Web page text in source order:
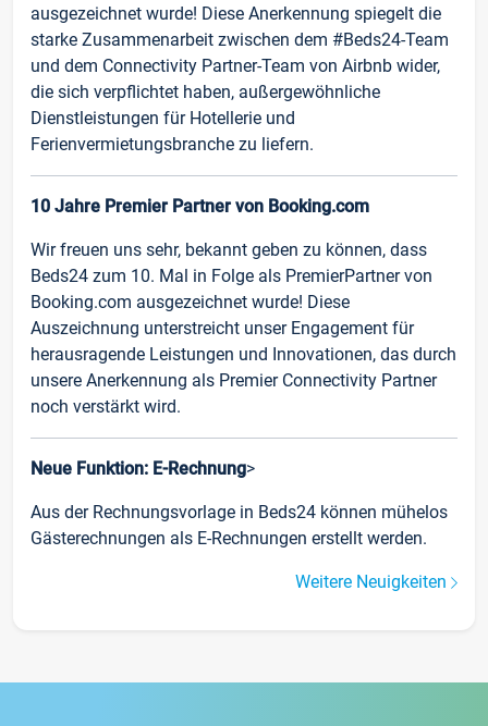
ausgezeichnet wurde! Diese Anerkennung spiegelt die
starke Zusammenarbeit zwischen dem #Beds24-Team
und dem Connectivity Partner-Team von Airbnb wider,
die sich verpflichtet haben, außergewöhnliche
Dienstleistungen für Hotellerie und
Ferienvermietungsbranche zu liefern.
10 Jahre Premier Partner von Booking.com
Wir freuen uns sehr, bekannt geben zu können, dass
Beds24 zum 10. Mal in Folge als PremierPartner von
Booking.com ausgezeichnet wurde! Diese
Auszeichnung unterstreicht unser Engagement für
herausragende Leistungen und Innovationen, das durch
unsere Anerkennung als Premier Connectivity Partner
noch verstärkt wird.
Neue Funktion: E-Rechnung>
Aus der Rechnungsvorlage in Beds24 können mühelos
Gästerechnungen als E-Rechnungen erstellt werden.
Weitere Neuigkeiten